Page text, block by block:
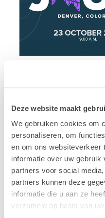
Deze website maakt
We gebruiken cookies om
personaliseren, om
en om ons websiteverkeer
informatie over uw gebruik
partners voor social
partners kunnen deze
informatie die u aan ze
verzameld op basis van
HOUR: Start om-
LANGUAGE: English
SCHRIJF JE IN: